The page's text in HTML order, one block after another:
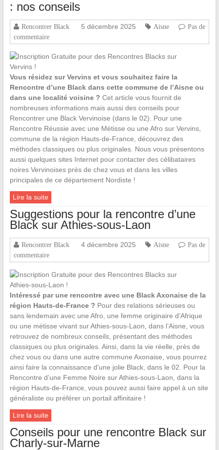
: nos conseils
Rencontrer Black 5 décembre 2025 Aisne
Pas de
commentaire
Vous résidez sur Vervins et vous souhaitez faire la
Rencontre d’une Black dans cette commune de l’Aisne ou
dans une localité voisine ? Cet article vous fournit de
nombreuses informations mais aussi des conseils pour
Rencontrer une Black Vervinoise (dans le 02). Pour une
Rencontre Réussie avec une Métisse ou une Afro sur Vervins,
commune de la région Hauts-de-France, découvrez des
méthodes classiques ou plus originales. Nous vous présentons
aussi quelques sites Internet pour contacter des célibataires
noires Vervinoises près de chez vous et dans les villes
principales de ce département Nordiste !
Lire la suite
Suggestions pour la rencontre d’une
Black sur Athies-sous-Laon
Rencontrer Black 4 décembre 2025 Aisne
Pas de
commentaire
Intéressé par une rencontre avec une Black Axonaise de la
région Hauts-de-France ? Pour des relations sérieuses ou
sans lendemain avec une Afro, une femme originaire d’Afrique
ou une métisse vivant sur Athies-sous-Laon, dans l’Aisne, vous
retrouvez de nombreux conseils, présentant des méthodes
classiques ou plus originales. Ainsi, dans la vie réelle, près de
chez vous ou dans une autre commune Axonaise, vous pourrez
ainsi faire la connaissance d’une jolie Black, dans le 02. Pour la
Rencontre d’une Femme Noire sur Athies-sous-Laon, dans la
région Hauts-de-France, vous pouvez aussi faire appel à un site
généraliste ou préférer un portail affinitaire !
Lire la suite
Conseils pour une rencontre Black sur
Charly-sur-Marne